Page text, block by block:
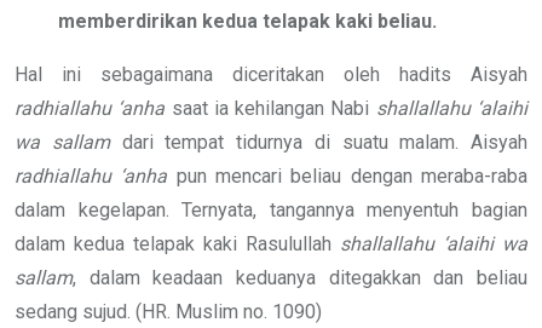
memberdirikan kedua telapak kaki beliau.
Hal ini sebagaimana diceritakan oleh hadits Aisyah
radhiallahu ‘anha saat ia kehilangan Nabi shallallahu ‘alaihi
wa sallamdari tempat tidurnya di suatu malam. Aisyah
radhiallahu ‘anha pun mencari beliau dengan meraba-raba
dalam kegelapan. Ternyata, tangannya menyentuh bagian
dalam kedua telapak kaki Rasulullah shallallahu ‘alaihi wa
sallam, dalam keadaan keduanya ditegakkan dan beliau
sedang sujud. (HR. Muslim no. 1090)